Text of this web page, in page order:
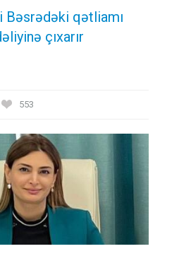
Bəsrədəki qətliamı
çıxarır
553